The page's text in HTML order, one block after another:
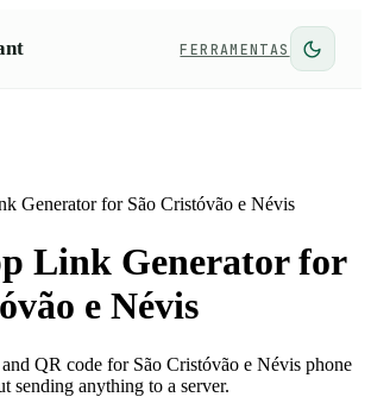
FERRAMENTAS
Generator for São Cristóvão e Névis
Link Generator for
e Névis
QR code for São Cristóvão e Névis phone
sending anything to a server.